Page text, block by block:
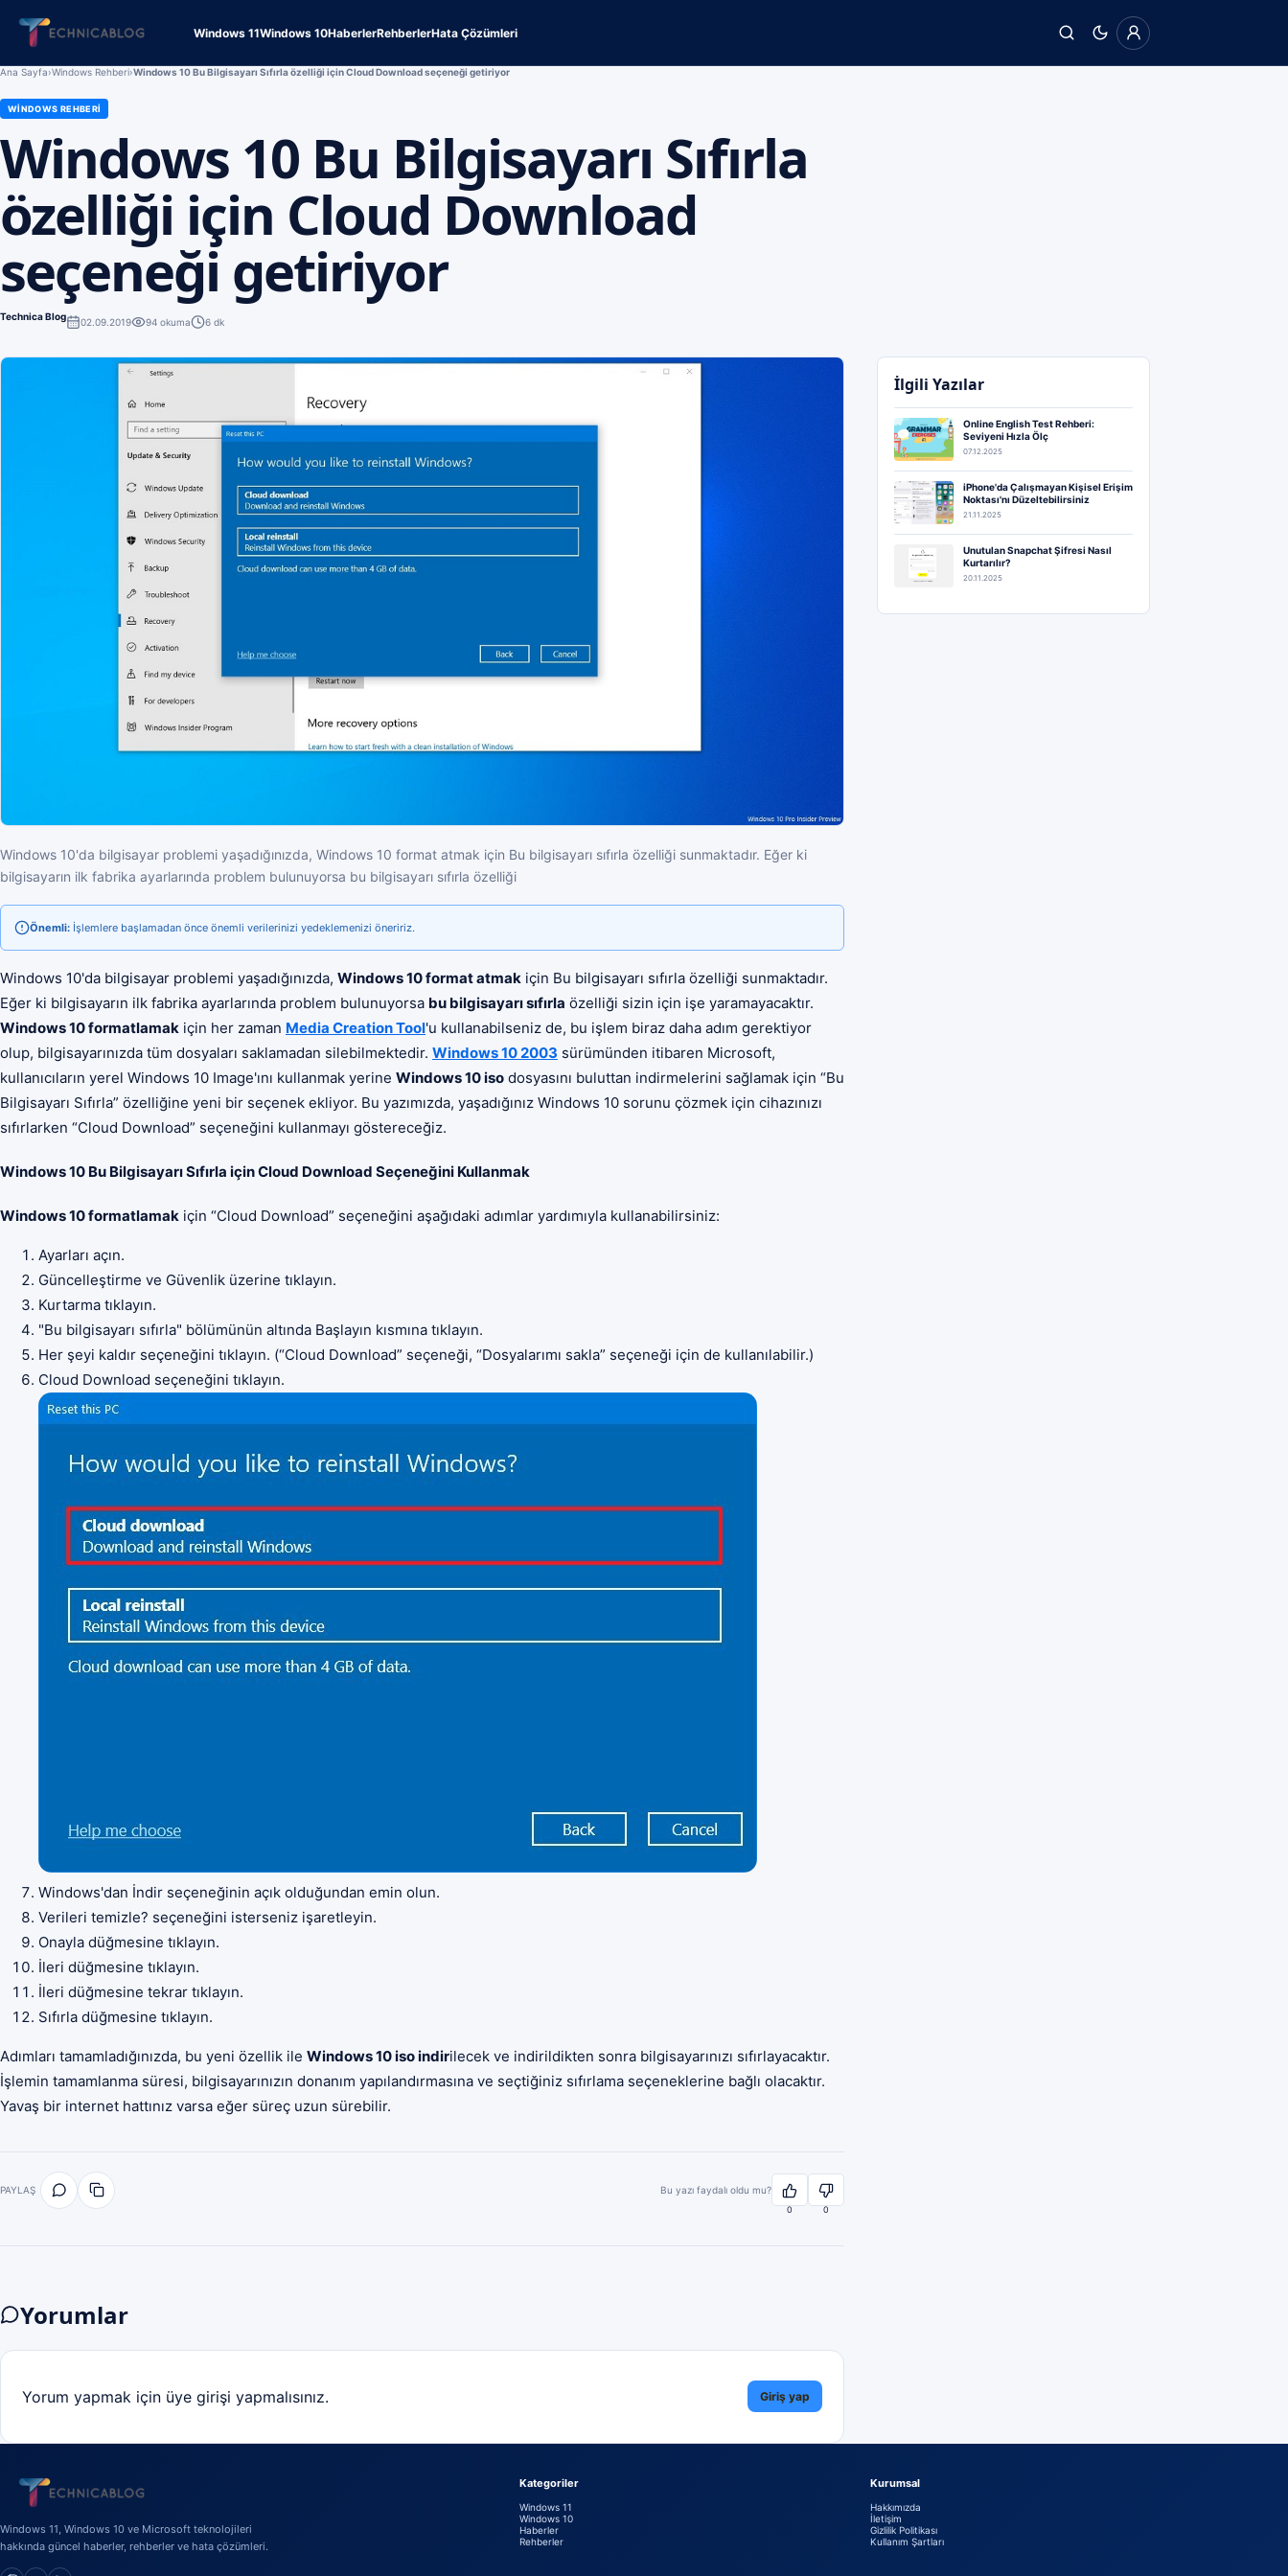
Windows 11Windows 10HaberlerRehberlerHata Çözümleri
Ana Sayfa›Windows Rehberi›Windows 10 Bu Bilgisayarı Sıfırla özelliği için Cloud Download seçeneği getiriyor
WINDOWS REHBERI
Windows 10 Bu Bilgisayarı Sıfırla
özelliği için Cloud Download
seçeneği getiriyor
Technica Blog 02.09.2019 94 okuma 6 dk
Windows 10'da bilgisayar problemi yaşadığınızda, Windows 10 format atmak için Bu bilgisayarı sıfırla özelliği sunmaktadır. Eğer ki
bilgisayarın ilk fabrika ayarlarında problem bulunuyorsa bu bilgisayarı sıfırla özelliği
Önemli: İşlemlere başlamadan önce önemli verilerinizi yedeklemenizi öneririz.
Windows 10'da bilgisayar problemi yaşadığınızda, Windows 10 format atmak için Bu bilgisayarı sıfırla özelliği sunmaktadır.
Eğer ki bilgisayarın ilk fabrika ayarlarında problem bulunuyorsa bu bilgisayarı sıfırla özelliği sizin için işe yaramayacaktır.
Windows 10 formatlamak için her zaman Media Creation Tool'u kullanabilseniz de, bu işlem biraz daha adım gerektiyor
olup, bilgisayarınızda tüm dosyaları saklamadan silebilmektedir. Windows 10 2003 sürümünden itibaren Microsoft,
kullanıcıların yerel Windows 10 Image'ını kullanmak yerine Windows 10 iso dosyasını buluttan indirmelerini sağlamak için “Bu
Bilgisayarı Sıfırla” özelliğine yeni bir seçenek ekliyor. Bu yazımızda, yaşadığınız Windows 10 sorunu çözmek için cihazınızı
sıfırlarken “Cloud Download” seçeneğini kullanmayı göstereceğiz.
Windows 10 Bu Bilgisayarı Sıfırla için Cloud Download Seçeneğini Kullanmak
Windows 10 formatlamak için “Cloud Download” seçeneğini aşağıdaki adımlar yardımıyla kullanabilirsiniz:
Ayarları açın.
Güncelleştirme ve Güvenlik üzerine tıklayın.
Kurtarma tıklayın.
"Bu bilgisayarı sıfırla" bölümünün altında Başlayın kısmına tıklayın.
Her şeyi kaldır seçeneğini tıklayın. (“Cloud Download” seçeneği, “Dosyalarımı sakla” seçeneği için de kullanılabilir.)
Cloud Download seçeneğini tıklayın.
Windows'dan İndir seçeneğinin açık olduğundan emin olun.
Verileri temizle? seçeneğini isterseniz işaretleyin.
Onayla düğmesine tıklayın.
İleri düğmesine tıklayın.
İleri düğmesine tekrar tıklayın.
Sıfırla düğmesine tıklayın.
Adımları tamamladığınızda, bu yeni özellik ile Windows 10 iso indirilecek ve indirildikten sonra bilgisayarınızı sıfırlayacaktır.
İşlemin tamamlanma süresi, bilgisayarınızın donanım yapılandırmasına ve seçtiğiniz sıfırlama seçeneklerine bağlı olacaktır.
Yavaş bir internet hattınız varsa eğer süreç uzun sürebilir.
PAYLAŞ Bu yazı faydalı oldu mu?
0 0
İlgili Yazılar
Online English Test Rehberi:
Seviyeni Hızla Ölç
07.12.2025
iPhone'da Çalışmayan Kişisel Erişim
Noktası'nı Düzeltebilirsiniz
21.11.2025
Unutulan Snapchat Şifresi Nasıl
Kurtarılır?
20.11.2025
Yorumlar
Yorum yapmak için üye girişi yapmalısınız. Giriş yap
Windows 11, Windows 10 ve Microsoft teknolojileri
hakkında güncel haberler, rehberler ve hata çözümleri.
Kategoriler
Windows 11
Windows 10
Haberler
Rehberler
Kurumsal
Hakkımızda
İletişim
Gizlilik Politikası
Kullanım Şartları